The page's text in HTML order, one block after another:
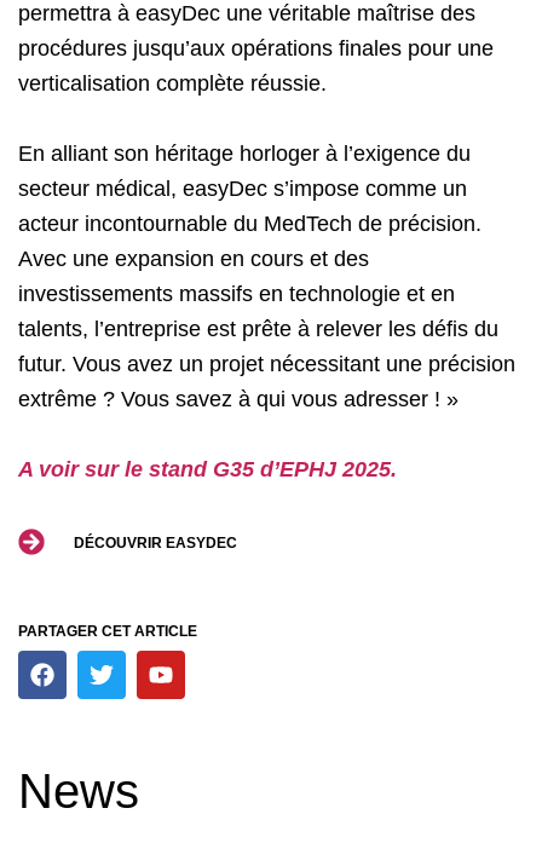
permettra à easyDec une véritable maîtrise des
procédures jusqu’aux opérations finales pour une
verticalisation complète réussie.
En alliant son héritage horloger à l’exigence du
secteur médical, easyDec s’impose comme un
acteur incontournable du MedTech de précision.
Avec une expansion en cours et des
investissements massifs en technologie et en
talents, l’entreprise est prête à relever les défis du
futur. Vous avez un projet nécessitant une précision
extrême ? Vous savez à qui vous adresser ! »
A voir sur le stand G35 d’EPHJ 2025.
DÉCOUVRIR EASYDEC
PARTAGER CET ARTICLE
F
a
o
o
T
w
e
r
Y
o
News